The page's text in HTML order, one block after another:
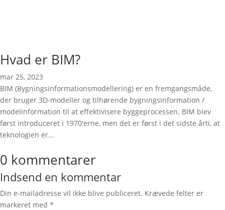
Hvad er BIM?
mar 25, 2023
BIM (Bygningsinformationsmodellering) er en fremgangsmåde,
der bruger 3D-modeller og tilhørende bygningsinformation /
modelinformation til at effektivisere byggeprocessen. BIM blev
først introduceret i 1970'erne, men det er først i det sidste årti, at
teknologien er...
0 kommentarer
Indsend en kommentar
Din e-mailadresse vil ikke blive publiceret. Krævede felter er
markeret med *